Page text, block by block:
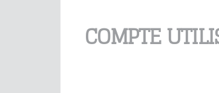
COMPTE